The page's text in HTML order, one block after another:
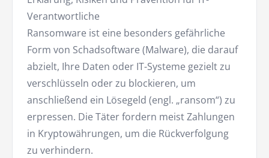
Verantwortliche
Ransomware ist eine besonders gefährliche
Form von Schadsoftware (Malware), die darauf
abzielt, Ihre Daten oder IT-Systeme gezielt zu
verschlüsseln oder zu blockieren, um
anschließend ein Lösegeld (engl. „ransom“) zu
erpressen. Die Täter fordern meist Zahlungen
in Kryptowährungen, um die Rückverfolgung
zu verhindern.